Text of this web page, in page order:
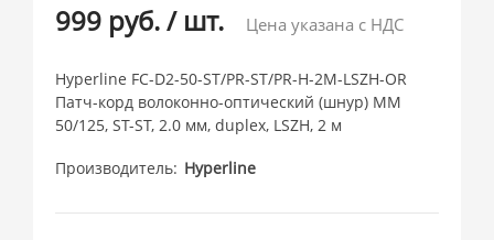
999 руб./ шт. Цена указана с НДС
Hyperline FC-D2-50-ST/PR-ST/PR-H-2M-LSZH-OR
Патч-корд волоконно-оптический (шнур) MM
50/125, ST-ST, 2.0 мм, duplex, LSZH, 2 м
Производитель Hyperline